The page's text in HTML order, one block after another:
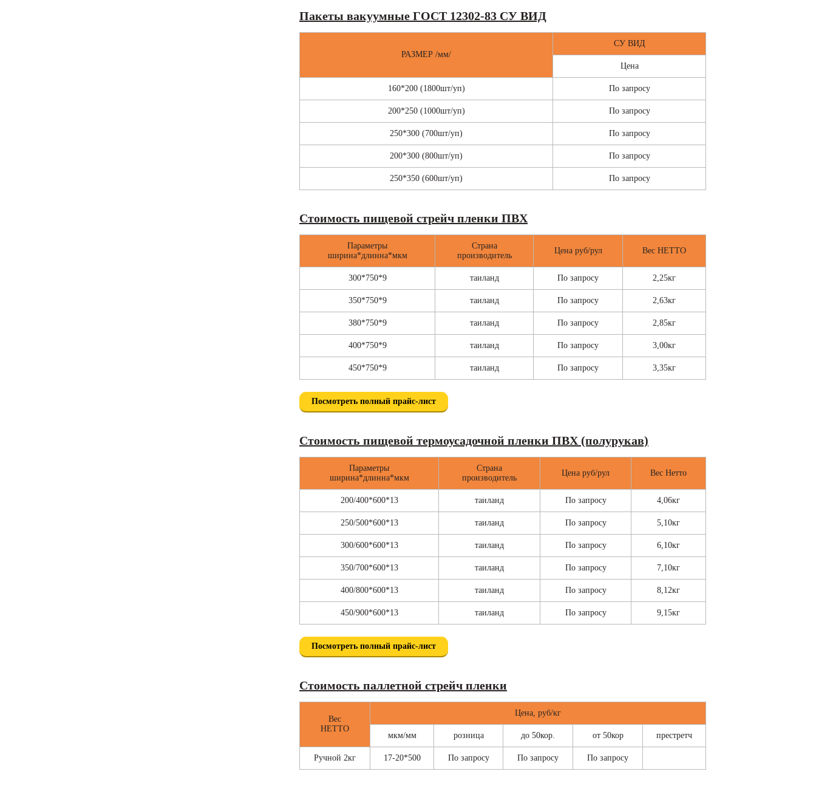
Пакеты вакуумные ГОСТ 12302-83 СУ ВИД
РАЗМЕР /мм/
СУ ВИД
Цена
160*200 (1800шт/уп) По запросу
200*250 (1000шт/уп) По запросу
250*300 (700шт/уп) По запросу
200*300 (800шт/уп) По запросу
250*350 (600шт/уп) По запросу
Стоимость пищевой стрейч пленки ПВХ
Параметры
ширина*длинна*мкм
Страна
производитель
Цена руб/рул Вес НЕТТО
300*750*9 таиланд По запросу 2,25кг
350*750*9 таиланд По запросу 2,63кг
380*750*9 таиланд По запросу 2,85кг
400*750*9 таиланд По запросу 3,00кг
450*750*9 таиланд По запросу 3,35кг
Посмотреть полный прайс-лист
Стоимость пищевой термоусадочной пленки ПВХ (полурукав)
Параметры
ширина*длинна*мкм
Страна
производитель
Цена руб/рул Вес Нетто
200/400*600*13 таиланд По запросу 4,06кг
250/500*600*13 таиланд По запросу 5,10кг
300/600*600*13 таиланд По запросу 6,10кг
350/700*600*13 таиланд По запросу 7,10кг
400/800*600*13 таиланд По запросу 8,12кг
450/900*600*13 таиланд По запросу 9,15кг
Посмотреть полный прайс-лист
Стоимость паллетной стрейч пленки
Вес
НЕТТО
Цена, руб/кг
мкм/мм розница до 50кор. от 50кор престретч
Ручной 2кг 17-20*500 По запросу По запросу По запросу